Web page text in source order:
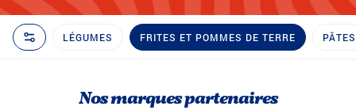
LÉGUMES FRITES ET POMMES DE TERRE
Nos marques partenaires